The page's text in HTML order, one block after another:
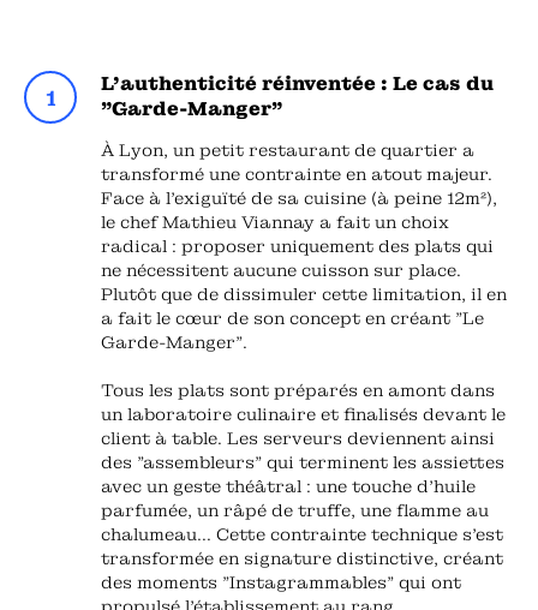
L'authenticité réinventée : Le cas du
"Garde-Manger"
À Lyon, un petit restaurant de quartier a
transformé une contrainte en atout majeur.
Face à l'exiguïté de sa cuisine (à peine 12m²),
le chef Mathieu Viannay a fait un choix
radical : proposer uniquement des plats qui
ne nécessitent aucune cuisson sur place.
Plutôt que de dissimuler cette limitation, il en
a fait le cœur de son concept en créant "Le
Garde-Manger".
Tous les plats sont préparés en amont dans
un laboratoire culinaire et finalisés devant le
client à table. Les serveurs deviennent ainsi
des "assembleurs" qui terminent les assiettes
avec un geste théâtral : une touche d'huile
parfumée, un râpé de truffe, une flamme au
chalumeau... Cette contrainte technique s'est
transformée en signature distinctive, créant
des moments "Instagrammables" qui ont